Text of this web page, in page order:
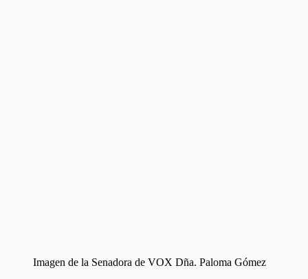
Imagen de la Senadora de VOX Dña. Paloma Gómez